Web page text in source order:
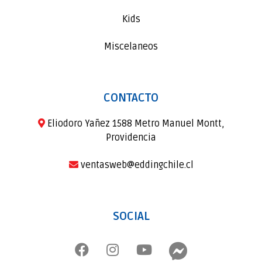
Kids
Miscelaneos
CONTACTO
Eliodoro Yañez 1588 Metro Manuel Montt,
Providencia
ventasweb@eddingchile.cl
SOCIAL